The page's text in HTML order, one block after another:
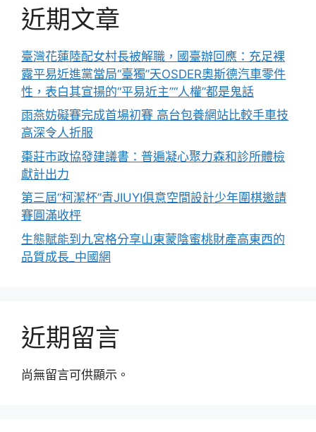
近期文章
臺灣花蓮陸配女村長被解職，國臺辦回應：充足裸
露平易近進黨當局“臺獨”天OSDER奧斯德汽車零件
性，表白其宣揚的“平易近主”“人權”都是鬼話
雨燕妨礙賽完成首場初賽 高台包養網站比較手車技
高深令人折服
棗莊市政協發建議書：普遍凝心聚力森和診所體檢
獻計出力
第三屆“柯潔杯”青JIUYI俱意空間設計少年圍棋邀請
賽圓滿收枰
生態賦能到九宮格分享山東蒙陰蜜桃財產高東西的
品質成長_中國網
近期留言
尚無留言可供顯示。